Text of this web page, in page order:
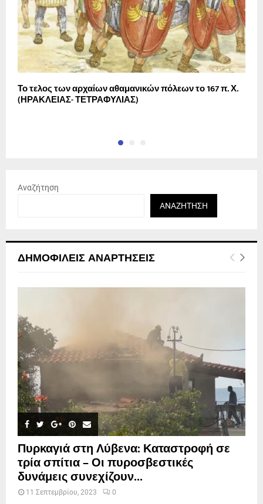
Το τελος των αρχαίων αθαμανικών πόλεων το 167 π. Χ.
(ΗΡΑΚΛΕΙΑΣ- ΤΕΤΡΑΦΥΛΙΑΣ)
Αναζήτηση
ΑΝΑΖΉΤΗΣΗ
ΔΗΜΟΦΙΛΕΊΣ ΑΝΑΡΤΉΣΕΙΣ
Πυρκαγιά στη Λύβενα: Καταστροφή σε
τρία σπίτια – Οι πυροσβεστικές
δυνάμεις συνεχίζουν...
11 Σεπτεμβρίου, 2023 0